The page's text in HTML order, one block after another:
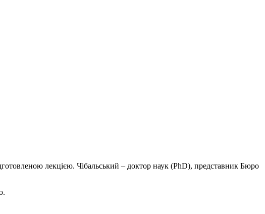
лекцією. Чібальський – доктор наук (PhD), представник Бюро